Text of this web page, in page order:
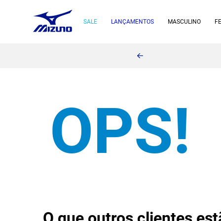
SALE LANÇAMENTOS MASCULINO